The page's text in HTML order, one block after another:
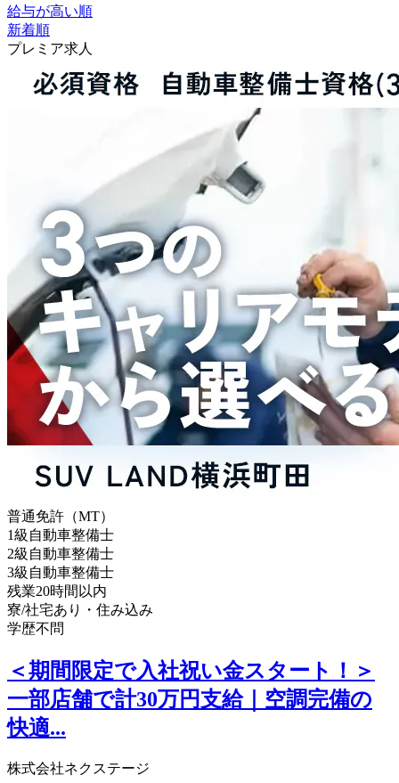
給与が高い順
新着順
プレミア求人
普通免許（MT）
1級自動車整備士
2級自動車整備士
3級自動車整備士
残業20時間以内
寮/社宅あり・住み込み
学歴不問
＜期間限定で入社祝い金スタート！＞
一部店舗で計30万円支給｜空調完備の
快適...
株式会社ネクステージ